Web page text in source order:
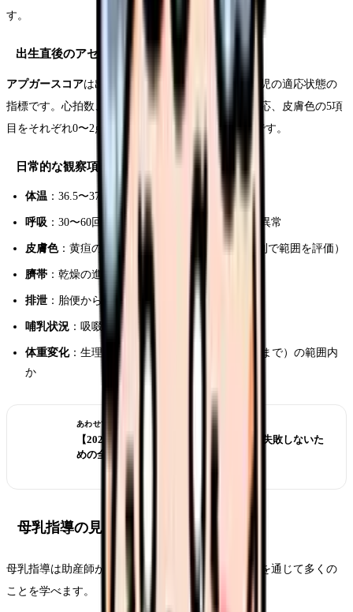
す。
出生直後のアセスメント
アプガースコアは出生後1分と5分に評価される新生児の適応状態の
指標です。心拍数、呼吸、筋緊張、刺激に対する反応、皮膚色の5項
目をそれぞれ0〜2点で評価します。7点以上が正常です。
日常的な観察項目
体温 ：36.5〜37.5℃が正常範囲。低体温に注意
呼吸 ：30〜60回/分が正常。多呼吸や陥没呼吸は異常
皮膚色：黄疸の出現時期と程度（クラマーの法則で範囲を評価）
臍帯 ：乾燥の進行状況、発赤・浸出液の有無
排泄 ：胎便から移行便への変化、排尿回数
哺乳状況 ：吸啜力、1回の哺乳量、哺乳間隔
体重変化：生理的体重減少（出生体重の5〜10%まで）の範囲内
か
あわせて読みたい
【2026年版】看護師転職の完全ガイド｜失敗しないた
めの全知識
母乳指導の見学ポイント
母乳指導は助産師が中心となって行いますが、見学を通じて多くの
ことを学べます。